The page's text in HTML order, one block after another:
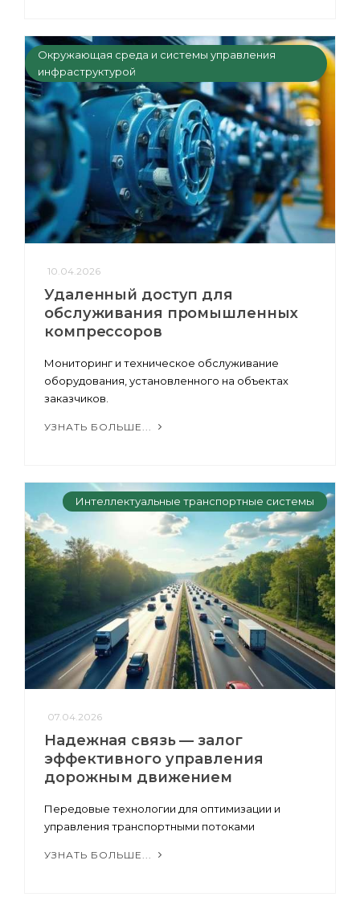
Окружающая среда и системы управления
инфраструктурой
10.04.2026
Удаленный доступ для
обслуживания промышленных
компрессоров
Мониторинг и техническое обслуживание
оборудования, установленного на объектах
заказчиков.
УЗНАТЬ БОЛЬШЕ...
Интеллектуальные транспортные системы
07.04.2026
Надежная связь — залог
эффективного управления
дорожным движением
Передовые технологии для оптимизации и
управления транспортными потоками
УЗНАТЬ БОЛЬШЕ...